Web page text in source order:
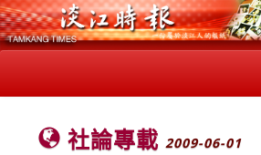
社論專載 2009-06-01